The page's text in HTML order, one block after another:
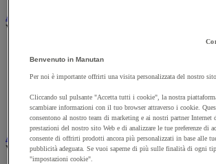
Armadio e archiviazione
Vedi tutte le categorie
Archiviazione per cartelle sospese
Armadio
Carrello da ufficio
Libreria
Audiovisivi
Vedi tutte le categorie
Benvenuto in Manutan
Per noi è importante offrirti una visita personalizzata del nostro
Cliccando sul pulsante "Accetta tutti i cookie", la nostra
scambiare informazioni con il tuo browser attraverso i cookie.
consentono al nostro team di marketing e ai nostri partner Internet
prestazioni del nostro sito Web e di analizzare le tue preferenze di
consente di offrirti prodotti ancora più personalizzati in base alle
pubblicità adeguata. Se vuoi saperne di più sulle finalità di ogni
"impostazioni cookie".